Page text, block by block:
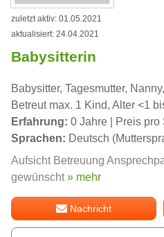
zuletzt aktiv: 01.05.2021
aktualisiert: 24.04.2021
Babysitterin
Babysitter, Tagesmutter,
Betreut max. 1 Kind, Alter <1
Erfahrung: 0 Jahre | Preis pro
Sprachen: Deutsch
Aufsicht Betreuung
gewünscht» mehr
Nachricht